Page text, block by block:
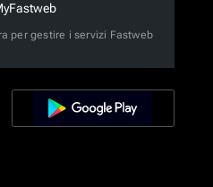
per gestire i servizi Fastweb